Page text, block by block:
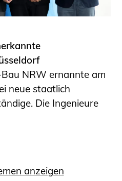
NRW ernannte am
neue staatlich
Die Ingenieure
anzeigen